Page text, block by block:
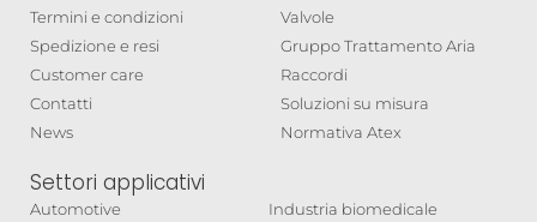
Termini e condizioni
Spedizione e resi
Customer care
Contatti
News
Valvole
Gruppo Trattamento Aria
Raccordi
Soluzioni su misura
Normativa Atex
Settori applicativi
Automotive Industria biomedicale